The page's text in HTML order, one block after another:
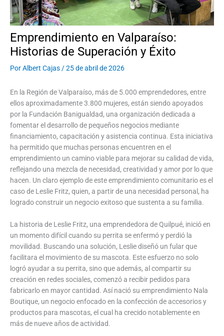
Emprendimiento en Valparaíso:
Historias de Superación y Éxito
PorAlbert Cajas /25 de abril de 2026
En la Región de Valparaíso, más de 5.000 emprendedores, entre
ellos aproximadamente 3.800 mujeres, están siendo apoyados
por la Fundación Banigualdad, una organización dedicada a
fomentar el desarrollo de pequeños negocios mediante
financiamiento, capacitación y asistencia continua. Esta iniciativa
ha permitido que muchas personas encuentren en el
emprendimiento un camino viable para mejorar su calidad de vida,
reflejando una mezcla de necesidad, creatividad y amor por lo que
hacen. Un claro ejemplo de este emprendimiento comunitario es el
caso de Leslie Fritz, quien, a partir de una necesidad personal, ha
logrado construir un negocio exitoso que sustenta a su familia.
La historia de Leslie Fritz, una emprendedora de Quilpué, inició en
un momento difícil cuando su perrita se enfermó y perdió la
movilidad. Buscando una solución, Leslie diseñó un fular que
facilitara el movimiento de su mascota. Este esfuerzo no solo
logró ayudar a su perrita, sino que además, al compartir su
creación en redes sociales, comenzó a recibir pedidos para
fabricarlo en mayor cantidad. Así nació su emprendimiento Nala
Boutique, un negocio enfocado en la confección de accesorios y
productos para mascotas, el cual ha crecido notablemente en
más de nueve años de actividad.